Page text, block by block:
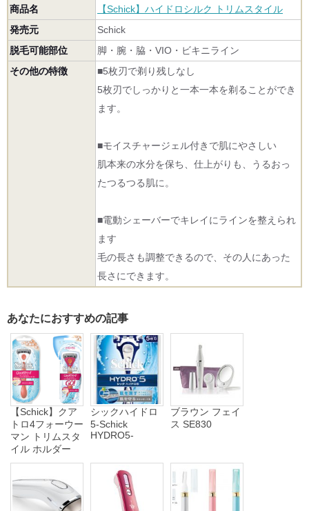
商品名
【Schick】ハイドロシルク トリムスタイル
発売元
Schick
脱毛可能部位
脚・腕・脇・VIO・ビキニライン
その他の特徴
■5枚刃で剃り残しなし
5枚刃でしっかりと一本一本を剃ることができ
ます。
■モイスチャージェル付きで肌にやさしい
肌本来の水分を保ち、仕上がりも、うるおっ
たつるつる肌に。
■電動シェーバーでキレイにラインを整えられ
ます
毛の長さも調整できるので、その人にあった
長さにできます。
あなたにおすすめの記事
【Schick】クア
トロ4フォーウー
マン トリムスタ
イル ホルダー
シックハイドロ
5-Schick
HYDRO5-
ブラウン フェイ
ス SE830